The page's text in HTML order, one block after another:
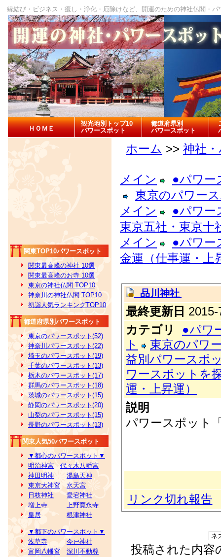
縁結び・ビジネス・癒し・浄化・厄除けなど、開運のための神社仏閣・
ＨＯＭＥ
観光地別トップ10
パワースポット
都道府県別
パワースポット
関東TOP10パワースポット
関東最高峰の神社 10選
関東最高峰のお寺 10選
東京の神社仏閣 TOP10
神奈川の神社仏閣 TOP10
初詣人気ランキングTOP10
都道府県別パワースポット
東京のパワースポット(52)
神奈川パワースポット(22)
埼玉のパワースポット(19)
千葉のパワースポット(13)
栃木のパワースポット(17)
群馬のパワースポット(18)
茨城のパワースポット(15)
静岡のパワースポット(20)
山梨のパワースポット(15)
長野のパワースポット(13)
関東人気50パワースポット
▼都心のパワースポット▼
明治神宮
代々木八幡宮
神田明神
湯島天神
東京大神宮
水天宮
日枝神社
愛宕神社
増上寺
上野寛永寺
皇居
根津神社
▼都下のパワースポット▼
浅草寺
今戸神社
富岡八幡宮
深川不動尊
ホーム >> 神社
メイン
●パワー
東京のパワー
メイン
●パワー
東京五社・東京十
メイン
●パワー
金運（仕事運・上
品川神社
最終更新日
カテゴリ
●パワ
ト
東京のパワ
益別パワースポ
ワースポットを
運・上昇運）
説明
パワースポット
リンク切れ報告
投稿された内容